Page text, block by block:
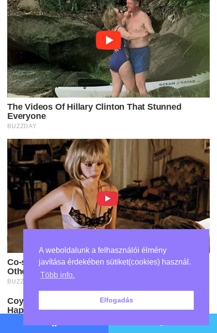
A weboldalunk a felhasználói élmény
javítása érdekében sütiket(cookies) használ.
Több info.
Elfogadás